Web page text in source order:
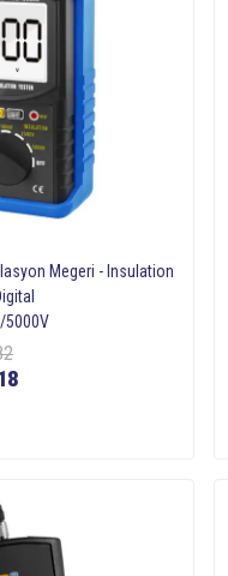
Megeri - Insulation
5000V